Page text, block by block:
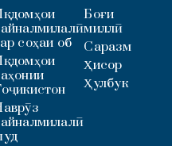
соҳаи об
Боғи
миллӣ
Саразм
Ҳисор
Ҳулбук